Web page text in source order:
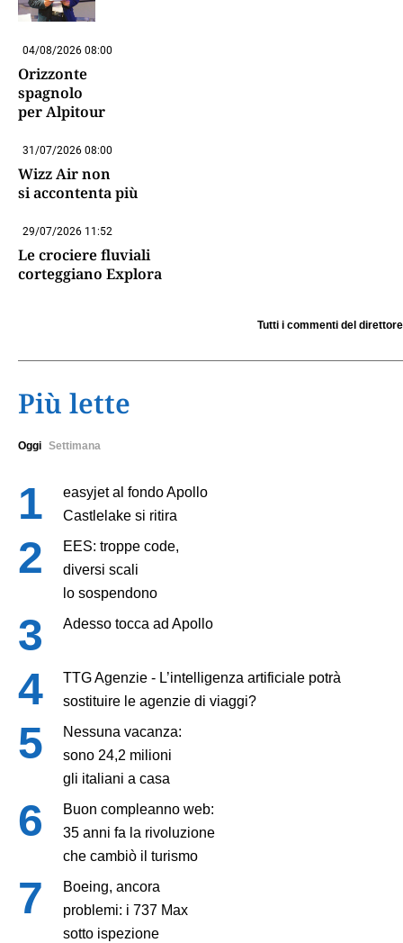
04/08/2026 08:00
Orizzonte
spagnolo
per Alpitour
31/07/2026 08:00
Wizz Air non
si accontenta più
29/07/2026 11:52
Le crociere fluviali
corteggiano Explora
Tutti i commenti del direttore
Più lette
Oggi Settimana
easyjet al fondo Apollo
Castlelake si ritira
EES: troppe code,
diversi scali
lo sospendono
Adesso tocca ad Apollo
TTG Agenzie - L’intelligenza artificiale potrà
sostituire le agenzie di viaggi?
Nessuna vacanza:
sono 24,2 milioni
gli italiani a casa
Buon compleanno web:
35 anni fa la rivoluzione
che cambiò il turismo
Boeing, ancora
problemi: i 737 Max
sotto ispezione